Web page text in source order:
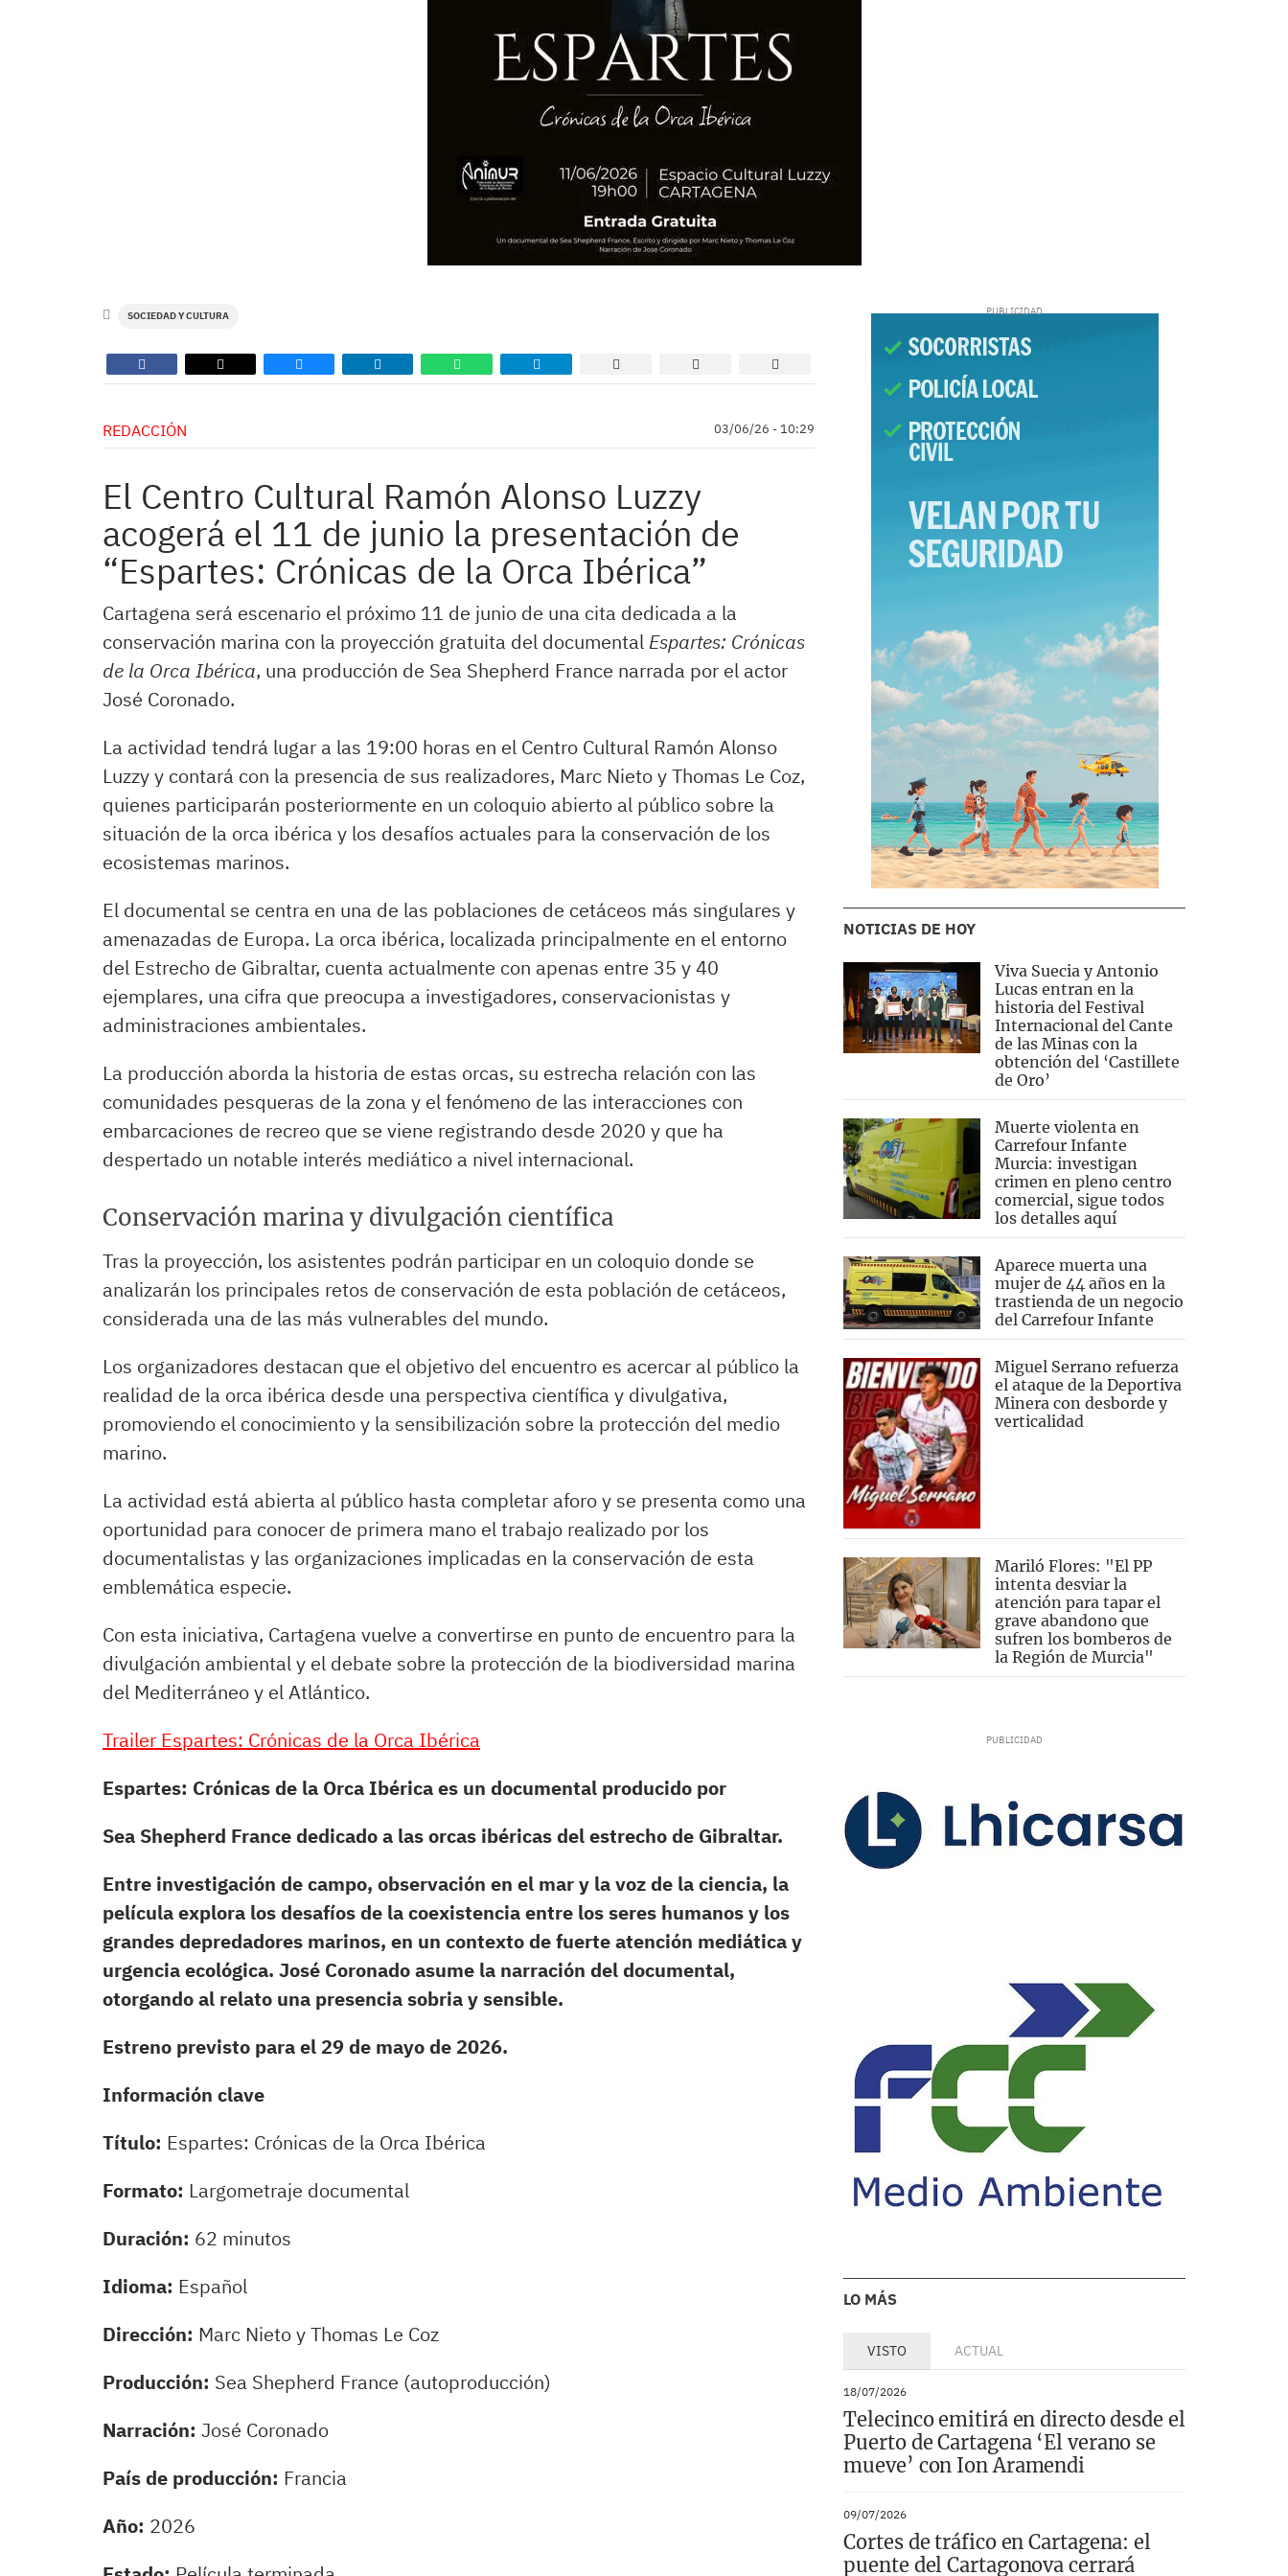
SOCIEDAD Y CULTURA
REDACCIÓN 03/06/26 - 10:29
El Centro Cultural Ramón Alonso Luzzy
acogerá el 11 de junio la presentación de
“Espartes: Crónicas de la Orca Ibérica”
Cartagena será escenario el próximo 11 de junio de una cita dedicada a la
conservación marina con la proyección gratuita del documentalEspartes: Crónicas
de la Orca Ibérica, una producción de Sea Shepherd France narrada por el actor
José Coronado.
La actividad tendrá lugar a las 19:00 horas en el Centro Cultural Ramón Alonso
Luzzy y contará con la presencia de sus realizadores, Marc Nieto y Thomas Le Coz,
quienes participarán posteriormente en un coloquio abierto al público sobre la
situación de la orca ibérica y los desafíos actuales para la conservación de los
ecosistemas marinos.
El documental se centra en una de las poblaciones de cetáceos más singulares y
amenazadas de Europa. La orca ibérica, localizada principalmente en el entorno
del Estrecho de Gibraltar, cuenta actualmente con apenas entre 35 y 40
ejemplares, una cifra que preocupa a investigadores, conservacionistas y
administraciones ambientales.
La producción aborda la historia de estas orcas, su estrecha relación con las
comunidades pesqueras de la zona y el fenómeno de las interacciones con
embarcaciones de recreo que se viene registrando desde 2020 y que ha
despertado un notable interés mediático a nivel internacional.
Conservación marina y divulgación científica
Tras la proyección, los asistentes podrán participar en un coloquio donde se
analizarán los principales retos de conservación de esta población de cetáceos,
considerada una de las más vulnerables del mundo.
Los organizadores destacan que el objetivo del encuentro es acercar al público la
realidad de la orca ibérica desde una perspectiva científica y divulgativa,
promoviendo el conocimiento y la sensibilización sobre la protección del medio
marino.
La actividad está abierta al público hasta completar aforo y se presenta como una
oportunidad para conocer de primera mano el trabajo realizado por los
documentalistas y las organizaciones implicadas en la conservación de esta
emblemática especie.
Con esta iniciativa, Cartagena vuelve a convertirse en punto de encuentro para la
divulgación ambiental y el debate sobre la protección de la biodiversidad marina
del Mediterráneo y el Atlántico.
Trailer Espartes: Crónicas de la Orca Ibérica
Espartes: Crónicas de la Orca Ibérica es un documental producido por
Sea Shepherd France dedicado a las orcas ibéricas del estrecho de Gibraltar.
Entre investigación de campo, observación en el mar y la voz de la ciencia, la
película explora los desafíos de la coexistencia entre los seres humanos y los
grandes depredadores marinos, en un contexto de fuerte atención mediática y
urgencia ecológica. José Coronado asume la narración del documental,
otorgando al relato una presencia sobria y sensible.
Estreno previsto para el 29 de mayo de 2026.
Información clave
Título: Espartes: Crónicas de la Orca Ibérica
Formato: Largometraje documental
Duración: 62 minutos
Idioma: Español
Dirección: Marc Nieto y Thomas Le Coz
Producción: Sea Shepherd France (autoproducción)
Narración: José Coronado
País de producción: Francia
Año: 2026
NOTICIAS DE HOY
Viva Suecia y Antonio
Lucas entran en la
historia del Festival
Internacional del Cante
de las Minas con la
obtención del ‘Castillete
de Oro’
Muerte violenta en
Carrefour Infante
Murcia: investigan
crimen en pleno centro
comercial, sigue todos
los detalles aquí
Aparece muerta una
mujer de 44 años en la
trastienda de un negocio
del Carrefour Infante
Miguel Serrano refuerza
el ataque de la Deportiva
Minera con desborde y
verticalidad
Mariló Flores: "El PP
intenta desviar la
atención para tapar el
grave abandono que
sufren los bomberos de
la Región de Murcia"
LO MÁS
VISTO ACTUAL
18/07/2026
Telecinco emitirá en directo desde el
Puerto de Cartagena ‘El verano se
mueve’ con Ion Aramendi
09/07/2026
Cortes de tráfico en Cartagena: el
puente del Cartagonova cerrará